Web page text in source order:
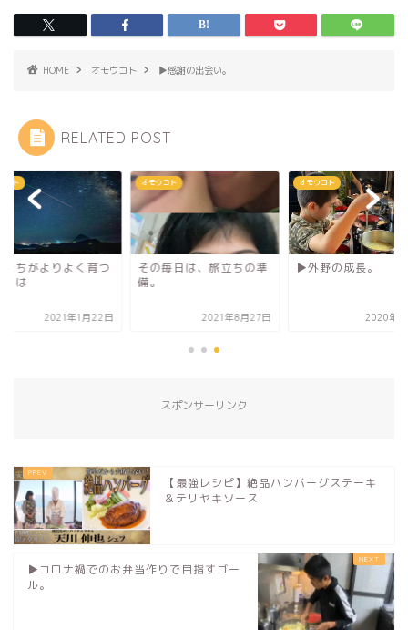
HOME オモウコト ▶︎感謝の出会い。
RELATED POST
コト
たちがよりよく育つ
とは
2021年1月22日
オモウコト
その毎日は、旅立ちの準
備。
2021年8月27日
オモウコト
▶︎外野の成長。
2020年5
スポンサーリンク
【最強レシピ】絶品ハンバーグステーキ
＆テリヤキソース
▶︎コロナ禍でのお弁当作りで目指すゴー
ル。